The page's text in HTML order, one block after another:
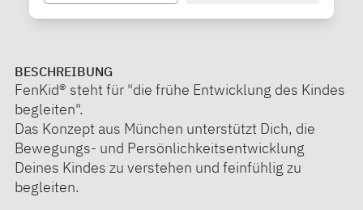
BESCHREIBUNG
FenKid® steht für "die frühe Entwicklung des Kindes
begleiten".
Das Konzept aus München unterstützt Dich, die
Bewegungs- und Persönlichkeitsentwicklung
Deines Kindes zu verstehen und feinfühlig zu
begleiten.